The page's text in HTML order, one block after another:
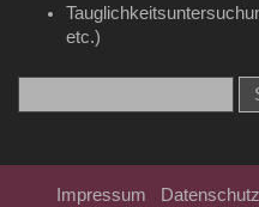
etc.)
Impressum Datenschutz